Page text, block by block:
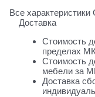
Все характеристики
Доставка
Стоимость
пределах
Стоимость
мебели за
Доставка